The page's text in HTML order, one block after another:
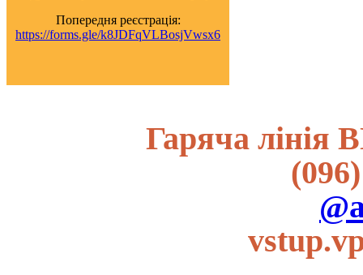
Попередня реєстрація:
https://forms.gle/k8JDFqVLBosjVwsx6
Гаряча лінія